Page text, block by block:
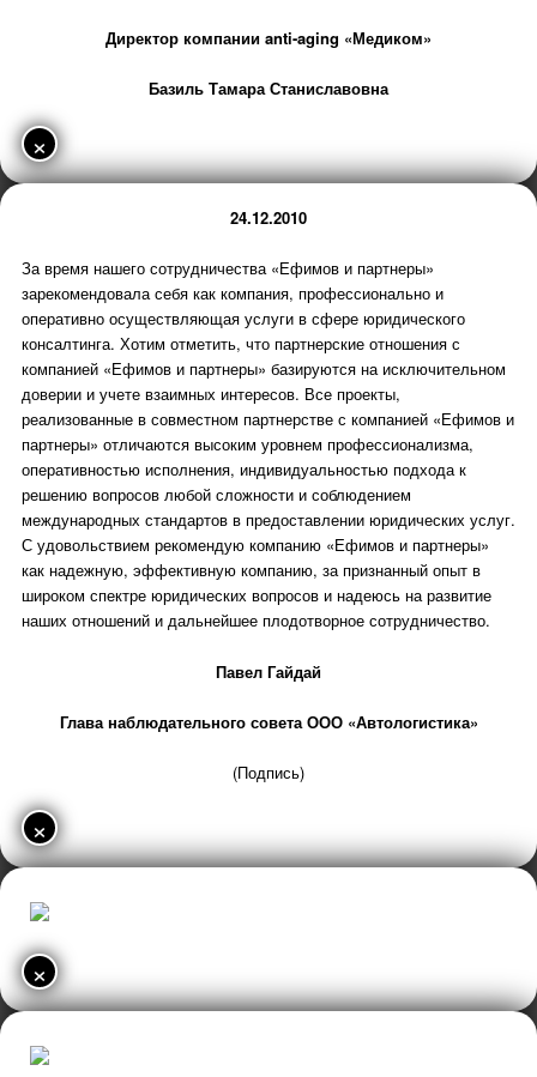
Директор компании anti-aging «Медиком»
Базиль Тамара Станиславовна
×
24.12.2010
За время нашего сотрудничества «Ефимов и партнеры»
зарекомендовала себя как компания, профессионально и
оперативно осуществляющая услуги в сфере юридического
консалтинга. Хотим отметить, что партнерские отношения с
компанией «Ефимов и партнеры» базируются на исключительном
доверии и учете взаимных интересов. Все проекты,
реализованные в совместном партнерстве с компанией «Ефимов и
партнеры» отличаются высоким уровнем профессионализма,
оперативностью исполнения, индивидуальностью подхода к
решению вопросов любой сложности и соблюдением
международных стандартов в предоставлении юридических услуг.
С удовольствием рекомендую компанию «Ефимов и партнеры»
как надежную, эффективную компанию, за признанный опыт в
широком спектре юридических вопросов и надеюсь на развитие
наших отношений и дальнейшее плодотворное сотрудничество.
Павел Гайдай
Глава наблюдательного совета ООО «Автологистика»
(Подпись)
×
×